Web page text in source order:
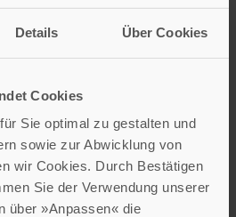
Details Über Cookies
Cookies
Sie optimal zu gestalten und
sowie zur Abwicklung von
wir Cookies. Durch Bestätigen
Sie der Verwendung unserer
über »Anpassen« die
Heinrich Geiger
Bildung und
Wissenschaft im
38,00 €
IN DEN WARENKORB